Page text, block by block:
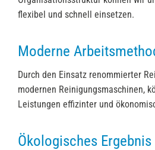
flexibel und schnell einsetzen.
Moderne
Durch den Einsatz renommierter
modernen Reinigungsmaschinen,
Leistungen effizinter und
Ökologisches Ergebnis